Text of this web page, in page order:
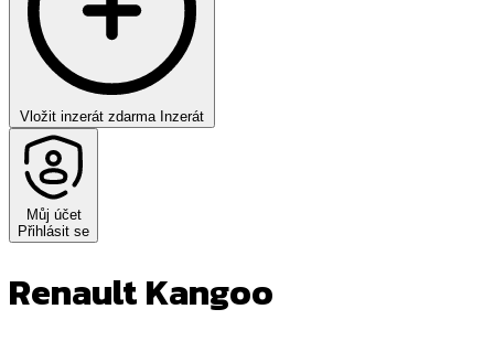
Vložit inzerát zdarma Inzerát
Můj účet
Přihlásit se
Renault Kangoo